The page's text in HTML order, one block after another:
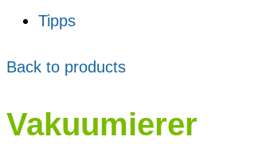
Tipps
Back to products
Vakuumierer